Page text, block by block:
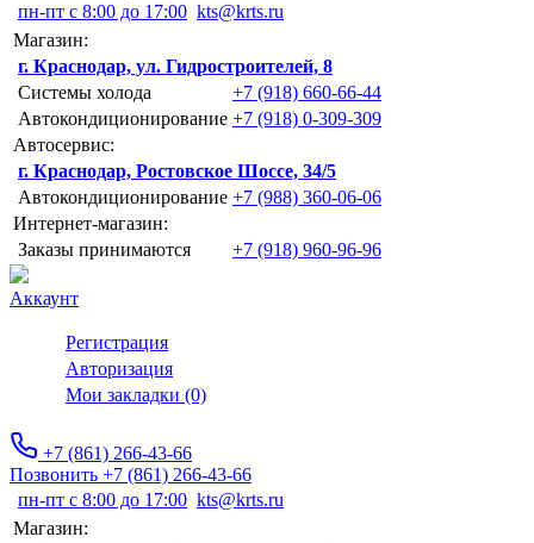
пн-пт с 8:00 до 17:00 kts@krts.ru
Магазин:
г. Краснодар, ул. Гидростроителей, 8
Системы холода
+7 (918) 660-66-44
Автокондиционирование +7 (918) 0-309-309
Автосервис:
г. Краснодар, Ростовское Шоссе, 34/5
Автокондиционирование +7 (988) 360-06-06
Интернет-магазин:
Заказы принимаются
+7 (918) 960-96-96
Аккаунт
Регистрация
Авторизация
Мои закладки (0)
+7 (861) 266-43-66
Позвонить +7 (861) 266-43-66
пн-пт с 8:00 до 17:00 kts@krts.ru
Магазин: